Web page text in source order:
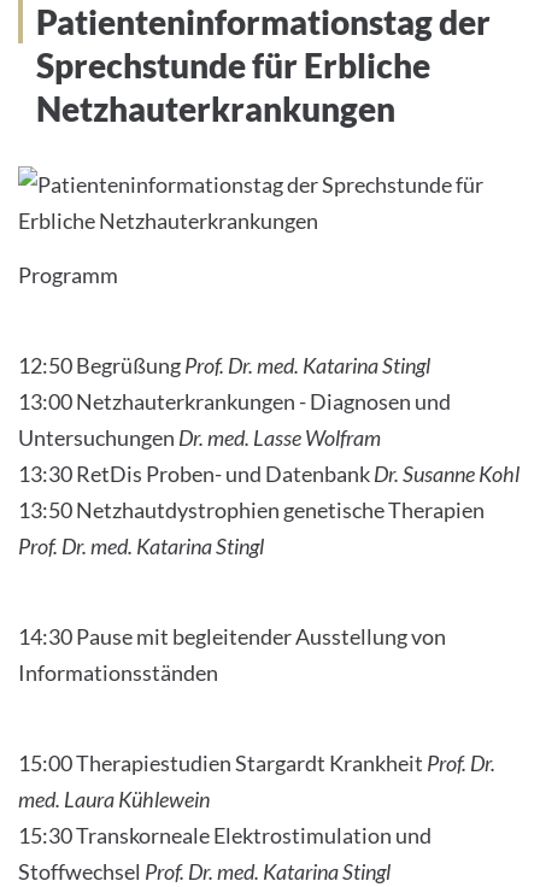
Patienteninformationstag der
Sprechstunde für Erbliche
Netzhauterkrankungen
Programm
12:50 BegrüßungProf. Dr. med. Katarina Stingl
13:00 Netzhauterkrankungen - Diagnosen und
Untersuchungen Dr. med. Lasse Wolfram
13:30 RetDis Proben- und DatenbankDr. Susanne Kohl
13:50 Netzhautdystrophien genetische Therapien
Prof. Dr. med. Katarina Stingl
14:30 Pause mit begleitender Ausstellung von
Informationsständen
15:00 Therapiestudien Stargardt Krankheit Prof. Dr.
med. Laura Kühlewein
15:30 Transkorneale Elektrostimulation und
Stoffwechsel Prof. Dr. med. Katarina Stingl